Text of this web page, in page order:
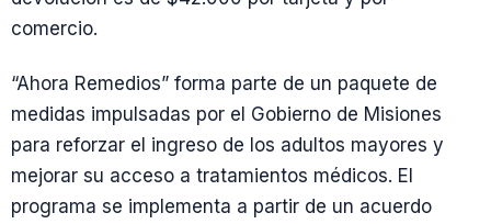
comercio.
“Ahora Remedios” forma parte de un paquete de
medidas impulsadas por el Gobierno de Misiones
para reforzar el ingreso de los adultos mayores y
mejorar su acceso a tratamientos médicos. El
programa se implementa a partir de un acuerdo